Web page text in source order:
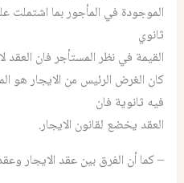
الموجودة في المأجور بما اشتملت
ثانوي
القيمة في نظر المستأجر فان العقد
كان الغرض الرئيس من الايجار هو
فيه ثانوية فان
العقد يخضع لقانون الايجار.
– كما أن الفرق بين عقد الايجار وعقد